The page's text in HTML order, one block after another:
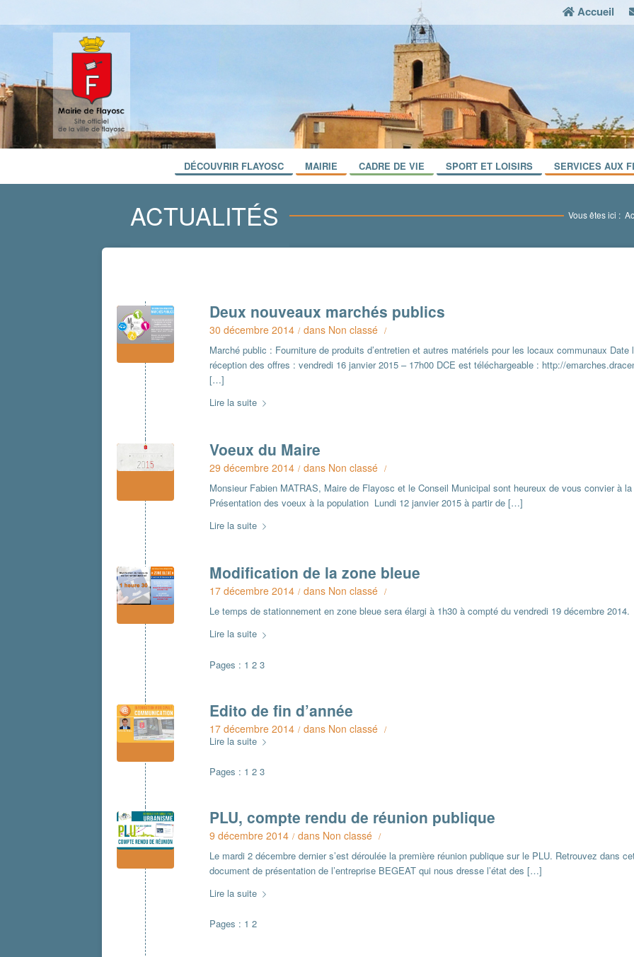
Accueil
DÉCOUVRIR FLAYOSC MAIRIE CADRE DE VIE SPORT ET LOISIRS SERVICES AUX
ACTUALITÉS Vous êtes ici :
Deux nouveaux marchés publics
30 décembre 2014 / dans Non classé /
Marché public : Fourniture de produits d’entretien et autres matériels pour les locaux communaux Date
réception des offres : vendredi 16 janvier 2015 – 17h00 DCE est téléchargeable : http://
[…]
Lire la suite
Voeux du Maire
29 décembre 2014 / dans Non classé /
Monsieur Fabien MATRAS, Maire de Flayosc et le Conseil Municipal sont heureux de vous convier à la
Présentation des voeux à la population Lundi 12 janvier 2015 à partir de […]
Lire la suite
Modification de la zone bleue
17 décembre 2014 / dans Non classé /
Le temps de stationnement en zone bleue sera élargi à 1h30 à compté du vendredi 19 décembre 2014.
Lire la suite
Pages : 1 2 3
Edito de fin d’année
17 décembre 2014 / dans Non classé /
Lire la suite
Pages : 1 2 3
PLU, compte rendu de réunion publique
9 décembre 2014 / dans Non classé /
Le mardi 2 décembre dernier s’est déroulée la première réunion publique sur le PLU. Retrouvez dans
document de présentation de l’entreprise BEGEAT qui nous dresse l’état des […]
Lire la suite
Pages : 1 2